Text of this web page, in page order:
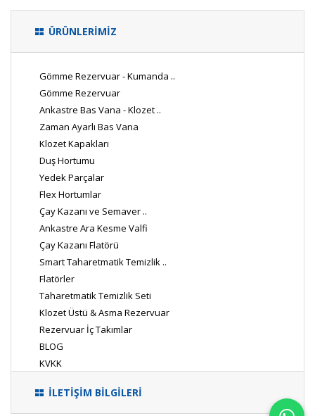
ÜRÜNLERİMİZ
Gömme Rezervuar - Kumanda ..
Gömme Rezervuar
Ankastre Bas Vana - Klozet ..
Zaman Ayarlı Bas Vana
Klozet Kapakları
Duş Hortumu
Yedek Parçalar
Flex Hortumlar
Çay Kazanı ve Semaver ..
Ankastre Ara Kesme Valfi
Çay Kazanı Flatörü
Smart Taharetmatik Temizlik ..
Flatörler
Taharetmatik Temizlik Seti
Klozet Üstü & Asma Rezervuar
Rezervuar İç Takımlar
BLOG
KVKK
İLETİŞİM BİLGİLERİ